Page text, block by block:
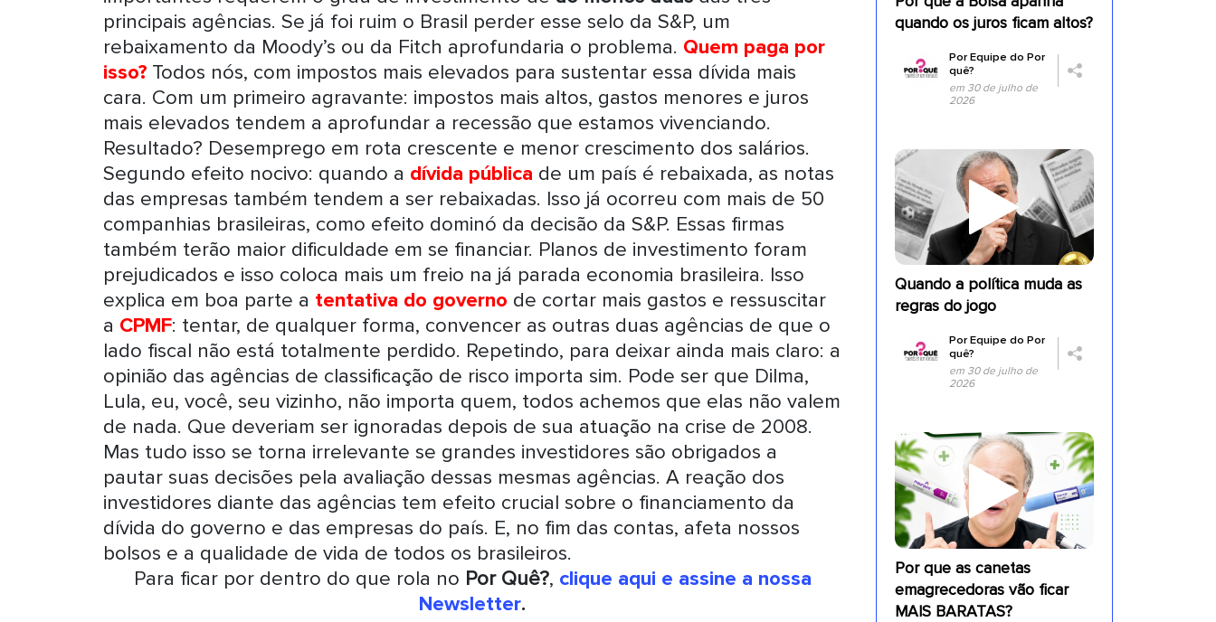
principais agências. Se já foi ruim o Brasil perder esse selo da S&P, um
rebaixamento da Moody’s ou da Fitch aprofundaria o problema. Quem paga por
isso? Todos nós, com impostos mais elevados para sustentar essa dívida mais
cara. Com um primeiro agravante: impostos mais altos, gastos menores e juros
mais elevados tendem a aprofundar a recessão que estamos vivenciando.
Resultado? Desemprego em rota crescente e menor crescimento dos salários.
Segundo efeito nocivo: quando a dívida pública de um país é rebaixada, as notas
das empresas também tendem a ser rebaixadas. Isso já ocorreu com mais de 50
companhias brasileiras, como efeito dominó da decisão da S&P. Essas firmas
também terão maior dificuldade em se financiar. Planos de investimento foram
prejudicados e isso coloca mais um freio na já parada economia brasileira. Isso
explica em boa parte a tentativa do governo de cortar mais gastos e ressuscitar
a CPMF: tentar, de qualquer forma, convencer as outras duas agências de que o
lado fiscal não está totalmente perdido. Repetindo, para deixar ainda mais claro: a
opinião das agências de classificação de risco importa sim. Pode ser que Dilma,
Lula, eu, você, seu vizinho, não importa quem, todos achemos que elas não valem
de nada. Que deveriam ser ignoradas depois de sua atuação na crise de 2008.
Mas tudo isso se torna irrelevante se grandes investidores são obrigados a
pautar suas decisões pela avaliação dessas mesmas agências. A reação dos
investidores diante das agências tem efeito crucial sobre o financiamento da
dívida do governo e das empresas do país. E, no fim das contas, afeta nossos
bolsos e a qualidade de vida de todos os brasileiros.
Para ficar por dentro do que rola no Por Quê?, clique aqui e assine a nossa
Newsletter.
quando os juros ficam altos?
PorEquipe do Por
quê?
em 30 de julho de
2026
Quando a política muda as
regras do jogo
PorEquipe do Por
quê?
em 30 de julho de
2026
Por que as canetas
emagrecedoras vão ficar
MAIS BARATAS?